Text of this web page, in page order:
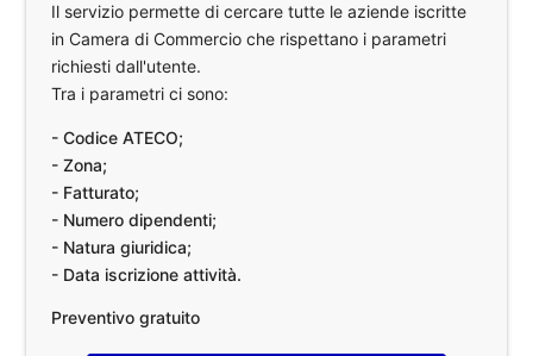
Il servizio permette di cercare tutte le aziende iscritte
in Camera di Commercio che rispettano i parametri
richiesti dall'utente.
Tra i parametri ci sono:
- Codice ATECO;
- Zona;
- Fatturato;
- Numero dipendenti;
- Natura giuridica;
- Data iscrizione attività.
Preventivo gratuito